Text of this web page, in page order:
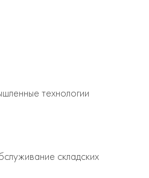
технологии
складских